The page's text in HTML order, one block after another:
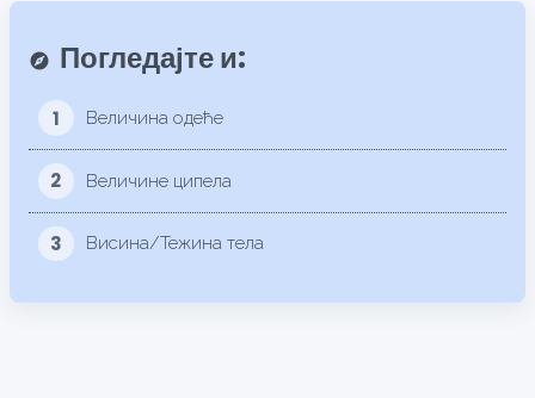
explore Погледајте и:
1 Величина одеће
2 Величине ципела
3 Висина/Тежина тела